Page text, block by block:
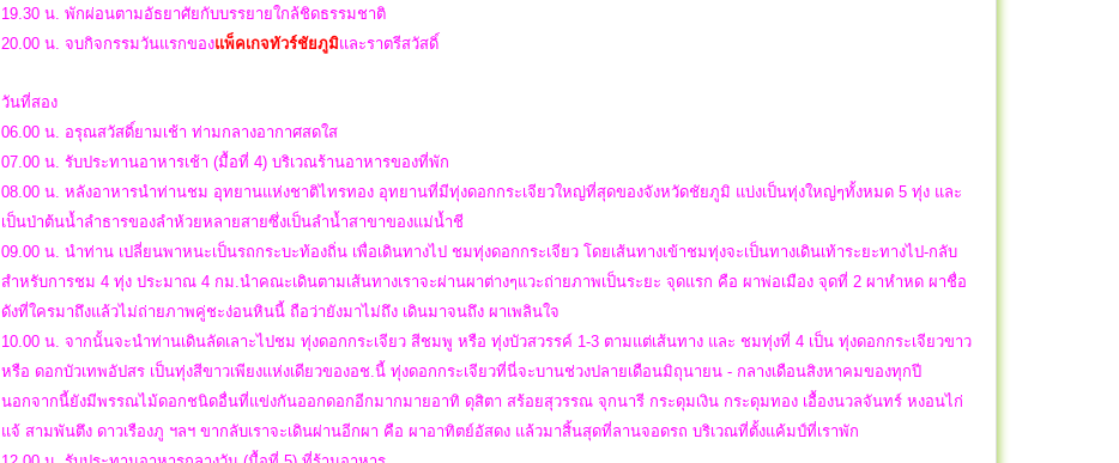
19.30 น. พักผ่อนตามอัธยาศัยกับบรรยายใกล้ชิดธรรมชาติ
20.00 น. จบกิจกรรมวันแรกของแพ็คเกจทัวร์ชัยภูมิและราตรีสวัสดิ์
วันที่สอง
06.00 น. อรุณสวัสดิ์ยามเช้า ท่ามกลางอากาศสดใส
07.00 น. รับประทานอาหารเช้า (มื้อที่ 4) บริเวณร้านอาหารของที่พัก
08.00 น. หลังอาหารนำท่านชม อุทยานแห่งชาติไทรทอง อุทยานที่มีทุ่งดอกกระเจียวใหญ่ที่สุดของจังหวัดชัยภูมิ แบ่งเป็นทุ่งใหญ่ๆทั้งหมด 5 ทุ่ง และ
เป็นป่าต้นน้ำลำธารของลำห้วยหลายสายซึ่งเป็นลำน้ำสาขาของแม่น้ำชี
09.00 น. นำท่าน เปลี่ยนพาหนะเป็นรถกระบะท้องถิ่น เพื่อเดินทางไป ชมทุ่งดอกกระเจียว โดยเส้นทางเข้าชมทุ่งจะเป็นทางเดินเท้าระยะทางไป-กลับ
สำหรับการชม 4 ทุ่ง ประมาณ 4 กม.นำคณะเดินตามเส้นทางเราจะผ่านผาต่างๆแวะถ่ายภาพเป็นระยะ จุดแรก คือ ผาพ่อเมือง จุดที่ 2 ผาหำหด ผาชื่อ
ดังที่ใครมาถึงแล้วไม่ถ่ายภาพคู่ชะง่อนหินนี้ ถือว่ายังมาไม่ถึง เดินมาจนถึง ผาเพลินใจ
10.00 น. จากนั้นจะนำท่านเดินลัดเลาะไปชม ทุ่งดอกกระเจียว สีชมพู หรือ ทุ่งบัวสวรรค์ 1-3 ตามแต่เส้นทาง และ ชมทุ่งที่ 4 เป็น ทุ่งดอกกระเจียวขาว
หรือ ดอกบัวเทพอัปสร เป็นทุ่งสีขาวเพียงแห่งเดียวของอช.นี้ ทุ่งดอกกระเจียวที่นี่จะบานช่วงปลายเดือนมิถุนายน - กลางเดือนสิงหาคมของทุกปี
นอกจากนี้ยังมีพรรณไม้ดอกชนิดอื่นที่แข่งกันออกดอกอีกมากมายอาทิ ดุสิตา สร้อยสุวรรณ จุกนารี กระดุมเงิน กระดุมทอง เอื้องนวลจันทร์ หงอนไก่
แจ้ สามพันตึง ดาวเรืองภู ฯลฯ ขากลับเราจะเดินผ่านอีกผา คือ ผาอาทิตย์อัสดง แล้วมาสิ้นสุดที่ลานจอดรถ บริเวณที่ตั้งแค้มป์ที่เราพัก